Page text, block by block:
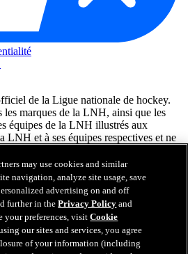
de la Ligue nationale de hockey.
les marques de la LNH, ainsi que les
équipes de la LNH illustrés aux
LNH et à ses équipes respectives et ne
Tous droits réservés. Tous les
personnalisés avec les noms des
sont officiellement sous license
mot servant de marque Zamboni et la
Zamboni sont des marques de
J. Zamboni & Co., Inc. © Frank J.
droits réservés. Toute autre marque
d'une tierce partie sont la propriété de
may use cookies and similar
navigation, analyze site usage, save
advertising on and off
further in thePrivacy Policy and
your preferences, visitCookie
our sites and services, you agree
of your information (including